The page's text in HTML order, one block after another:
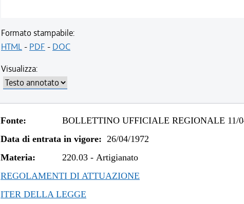
Formato stampabile:
HTML- PDF - DOC
Visualizza:
Fonte:
BOLLETTINO UFFICIALE REGIONALE 11/
Data di entrata in vigore: 26/04/1972
Materia:
220.03 -Artigianato
REGOLAMENTI DI ATTUAZIONE
ITER DELLA LEGGE